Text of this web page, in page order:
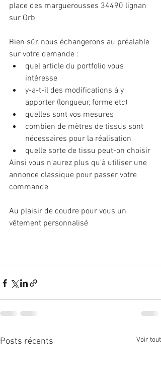
place des marguerousses 34490 lignan
sur Orb
Bien sûr, nous échangerons au préalable
sur votre demande :
quel article du portfolio vous
intéresse
y-a-t-il des modifications à y
apporter (longueur, forme etc)
quelles sont vos mesures
combien de mètres de tissus sont
nécessaires pour la réalisation
quelle sorte de tissu peut-on choisir
Ainsi vous n'aurez plus qu'à utiliser une
annonce classique pour passer votre
commande
Au plaisir de coudre pour vous un
vêtement personnalisé
Posts récents Voir tout